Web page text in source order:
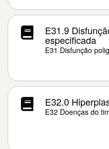
E31.9
especificada
E31 Disfunção
E32.0
E32 Doenças do